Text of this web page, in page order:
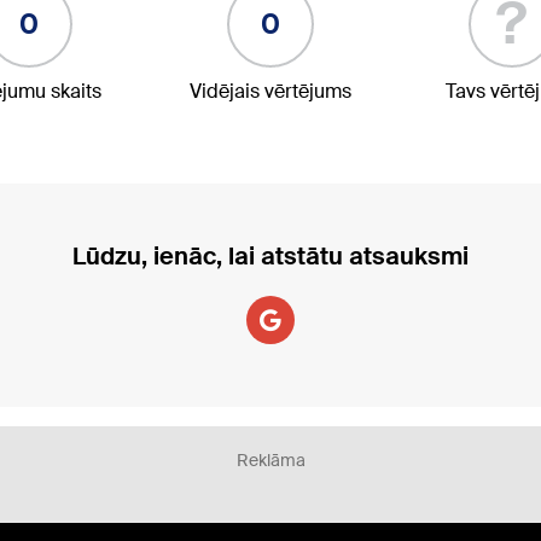
0
skaits
0
Vidējais vērtējums
?
Tavs
Lūdzu, ienāc, lai atstātu atsauksmi
Reklāma